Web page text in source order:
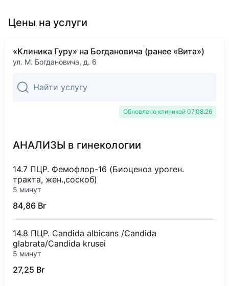
Медицинский центр «Терра Медика»
Врач акушер-гинеколог
Гродненский государственный медицинский
Лечебное дело
Базовое образование
Белорусская медицинская академия
2011
Акушерство и гинекология
2003
2004
«Репродуктивная медицина»
2007
2014
2014
«Неотложная помощь и интенсивная терапия в
2017
«Современные методы профилактики,
2018
«Лазерные технологии в косметологии и
2019
Цены на услуги
«Клиника Гуру» на Богдановича (ранее «Вита»)
ул. М. Богдановича, д. 6
Обновлено клиникой 07.08.26
АНАЛИЗЫ в гинекологии
14.7 ПЦР. Фемофлор-16 (Биоценоз уроген.
тракта, жен.,соскоб)
5 минут
84,86 Br
14.8 ПЦР. Candida albicans /Candida
glabrata/Candida krusei
5 минут
27,25 Br